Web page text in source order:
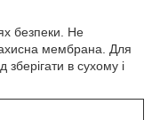
безпеки. Не
мембрана. Для
зберігати в сухому і